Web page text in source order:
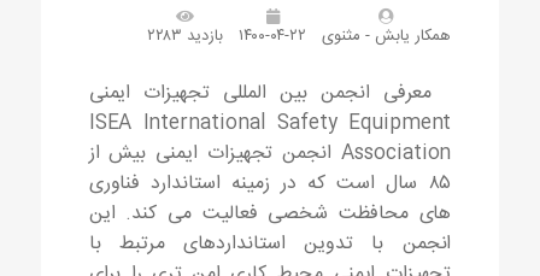
همکار یابش - مثنوی ۱۴۰۰-۰۴-۲۲ بازدید ۲۲۸۳
معرفی انجمن بین المللی تجهیزات ایمنی
ISEA International Safety Equipment
Association انجمن تجهیزات ایمنی بیش از
۸۵ سال است که در زمینه استاندارد فناوری
های محافظت شخصی فعالیت می کند. این
انجمن با تدوین استانداردهای مرتبط با